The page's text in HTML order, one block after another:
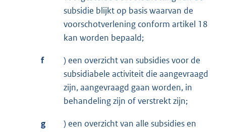
subsidie blijkt op basis waarvan de
voorschotverlening conform artikel 18
kan worden bepaald;
f
) een overzicht van subsidies voor de
subsidiabele activiteit die aangevraagd
zijn, aangevraagd gaan worden, in
behandeling zijn of verstrekt zijn;
g
) een overzicht van alle subsidies en